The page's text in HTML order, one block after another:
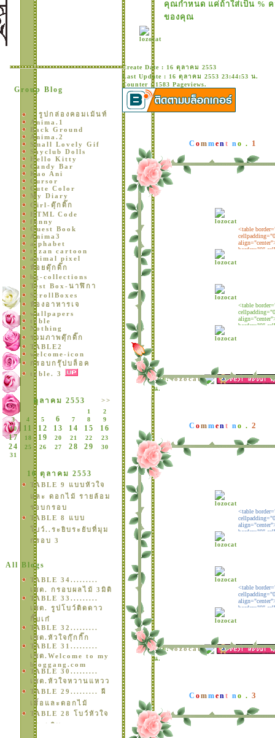
Group Blog
รูปกล่องคอมเม้นท์
Anima.1
Back Ground
Anima.2
Small Lovely Gif
Sayclub Dolls
Hello Kitty
Candy Bar
Kao Ani
Cursor
Cute Color
My Diary
Girl-ดุ๊กดิ๊ก
HTML Code
funny
Guest Book
Anima3
alphabet
tazan cartoon
animal pixel
ห้อยดุ๊กดิ๊ก
bg-collections
Test Box-นาฬิกา
ScrollBoxes
ห้องอาหารเจ
wallpapers
table
Nothing
รวมภาพดุ๊กดิ๊ก
TABLE2
welcome-icon
กรอบกรุ๊ปบล็อค
table. 3
ตุลาคม 2553 >>
1
2
3
4 5 6 7 8
9
10
11 12 13 14 15
16
17
18 19 20 21 22 23
24 25 26 27 28 29
30
31
16 ตุลาคม 2553
TABLE 9 แบบหัวใจ
ละ ดอกไม้ รายล้อม
รอบกรอบ
TABLE 8 แบบ
บว์..ระยิบระยับที่มุม
กรอบ 3
All Blogs
TABLE 34.........
เซต. กรอบผลไม้ 3มิติ
TABLE 33.........
เซต. รูปโบว์ติดดาว
กิ๊บเก๋
TABLE 32.........
เซต.หัวใจกุ๊กกิ๊ก
TABLE 31.........
เซต.Welcome to my
bloggang.com
TABLE 30.........
เซต.หัวใจหวานแหวว
TABLE 29......... ผี
เสิ้อและดอกไม้
TABLE 28 โบว์หัวใจ
กระพริบ
• * ¤ * TABLE 27
คุณกำหนด แค่ถ้าใส่เป็น %
ของคุณ
Create Date : 16 ตุลาคม 2553
Last Update : 16 ตุลาคม 2553 23:44:53 น.
Counter : 1583 Pageviews.
C omment no . 1
ดย: lozocat
น.
C omment no . 2
ดย: lozocat
น.
C omment no . 3